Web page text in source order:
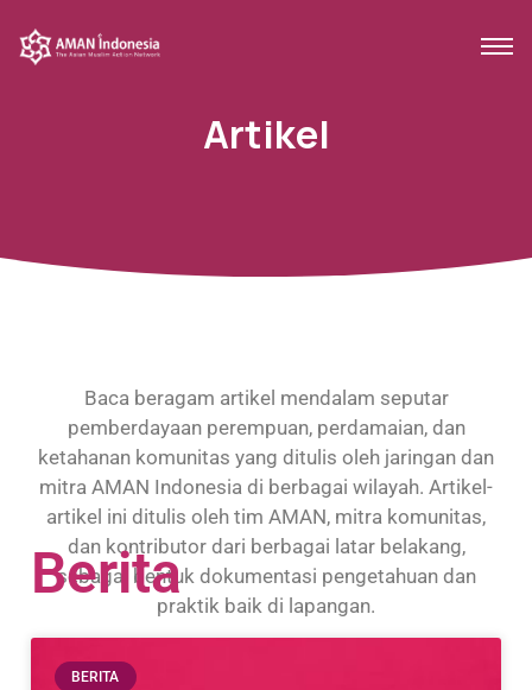
Artikel
Baca beragam artikel mendalam seputar
pemberdayaan perempuan, perdamaian, dan
ketahanan komunitas yang ditulis oleh jaringan dan
mitra AMAN Indonesia di berbagai wilayah. Artikel-
artikel ini ditulis oleh tim AMAN, mitra komunitas,
dan kontributor dari berbagai latar belakang,
sebagai bentuk dokumentasi pengetahuan dan
praktik baik di lapangan.
Berita
BERITA